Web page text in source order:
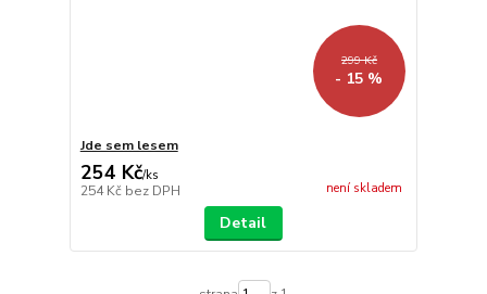
299 Kč
- 15 %
Jde sem lesem
254 Kč/ks
254 Kč bez DPH není skladem
Detail